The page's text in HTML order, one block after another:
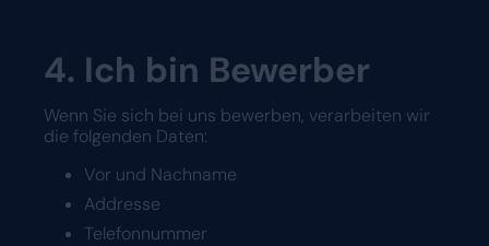
4. Ich bin Bewerber
Wenn Sie sich bei uns bewerben, verarbeiten wir
die folgenden Daten:
Vor und Nachname
Addresse
Telefonnummer